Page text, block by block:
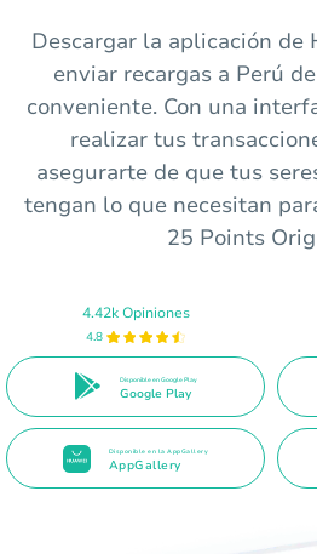
Descargar la aplicación de
enviar recargas a Perú
conveniente. Con una
realizar tus
asegurarte de que tus
tengan lo que necesitan
25 Points
4.42k Opiniones
4.8
Disponible en Google Play
Google Play
Disponible en la AppGallery
AppGallery